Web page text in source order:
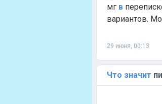
мг в
вариантов.
29 июня, 00:13
Что значит